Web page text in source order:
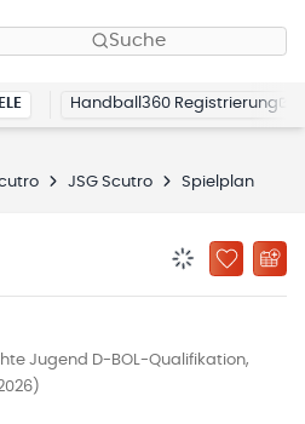
Suche
Handball360 Registrierung
JSG Scutro Spielplan
ZU
Jugend D-BOL-Qualifikation,